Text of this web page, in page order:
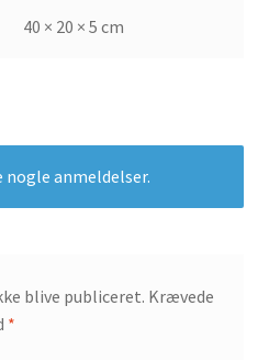
40 × 20 × 5 cm
nogle anmeldelser.
blive publiceret. Krævede
*